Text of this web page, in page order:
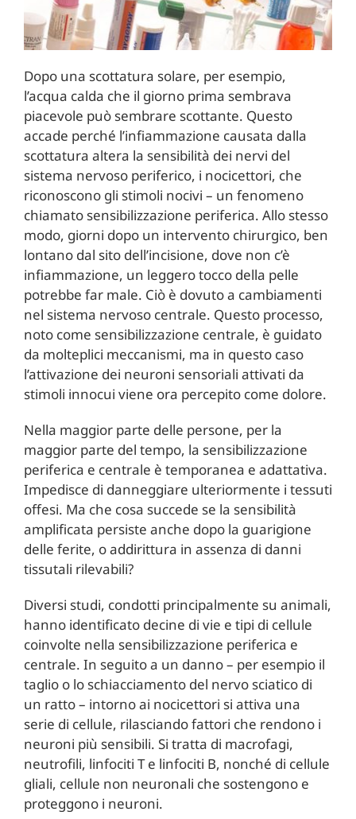
Dopo una scottatura solare, per esempio,
l’acqua calda che il giorno prima sembrava
piacevole può sembrare scottante. Questo
accade perché l’infiammazione causata dalla
scottatura altera la sensibilità dei nervi del
sistema nervoso periferico, i nocicettori, che
riconoscono gli stimoli nocivi – un fenomeno
chiamato sensibilizzazione periferica. Allo stesso
modo, giorni dopo un intervento chirurgico, ben
lontano dal sito dell’incisione, dove non c’è
infiammazione, un leggero tocco della pelle
potrebbe far male. Ciò è dovuto a cambiamenti
nel sistema nervoso centrale. Questo processo,
noto come sensibilizzazione centrale, è guidato
da molteplici meccanismi, ma in questo caso
l’attivazione dei neuroni sensoriali attivati da
stimoli innocui viene ora percepito come dolore.
Nella maggior parte delle persone, per la
maggior parte del tempo, la sensibilizzazione
periferica e centrale è temporanea e adattativa.
Impedisce di danneggiare ulteriormente i tessuti
offesi. Ma che cosa succede se la sensibilità
amplificata persiste anche dopo la guarigione
delle ferite, o addirittura in assenza di danni
tissutali rilevabili?
Diversi studi, condotti principalmente su animali,
hanno identificato decine di vie e tipi di cellule
coinvolte nella sensibilizzazione periferica e
centrale. In seguito a un danno – per esempio il
taglio o lo schiacciamento del nervo sciatico di
un ratto – intorno ai nocicettori si attiva una
serie di cellule, rilasciando fattori che rendono i
neuroni più sensibili. Si tratta di macrofagi,
neutrofili, linfociti T e linfociti B, nonché di cellule
gliali, cellule non neuronali che sostengono e
proteggono i neuroni.